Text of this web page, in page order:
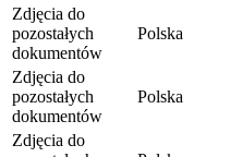
Zdjęcia do
pozostałych
dokumentów
Polska
Zdjęcia do
pozostałych
dokumentów
Polska
Zdjęcia do